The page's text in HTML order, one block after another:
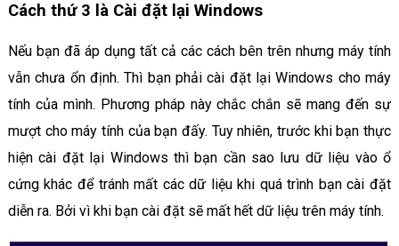
Cách thứ 3 là Cài đặt lại Windows
Nếu bạn đã áp dụng tất cả các cách bên trên nhưng máy tính
vẫn chưa ổn định. Thì bạn phải cài đặt lại Windows cho máy
tính của mình. Phương pháp này chắc chắn sẽ mang đến sự
mượt cho máy tính của bạn đấy. Tuy nhiên, trước khi bạn thực
hiện cài đặt lại Windows thì bạn cần sao lưu dữ liệu vào ổ
cứng khác để tránh mất các dữ liệu khi quá trình bạn cài đặt
diễn ra. Bởi vì khi bạn cài đặt sẽ mất hết dữ liệu trên máy tính.